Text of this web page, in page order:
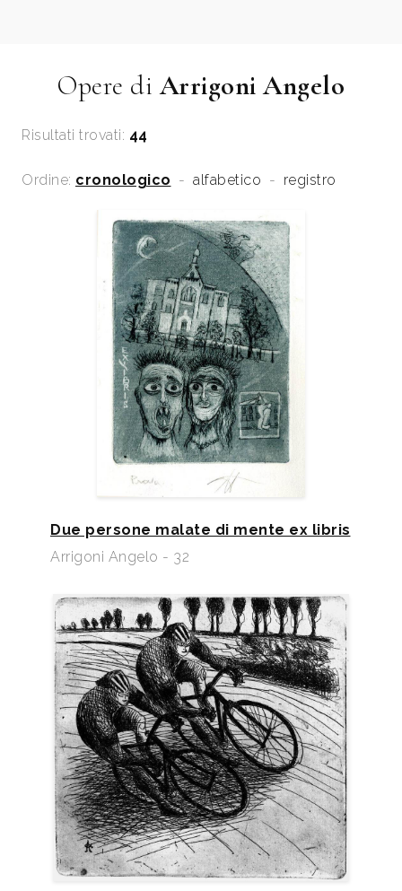
Opere diArrigoni Angelo
Risultati trovati: 44
Ordine: cronologico - alfabetico - registro
Due persone malate di mente ex libris
Arrigoni Angelo - 32